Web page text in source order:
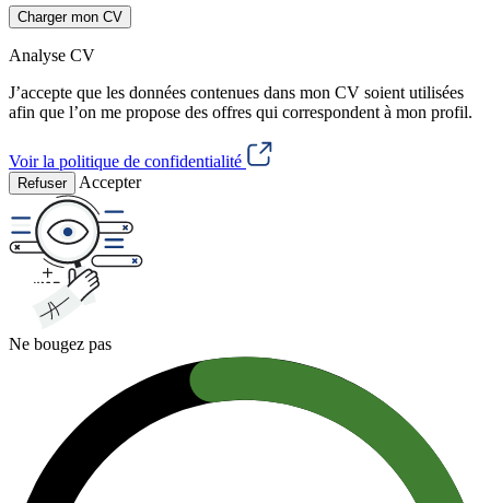
Charger mon CV
Analyse CV
J’accepte que les données contenues dans mon CV soient utilisées
afin que l’on me propose des offres qui correspondent à mon profil.
Voir la politique de confidentialité
Refuser Accepter
Ne bougez pas